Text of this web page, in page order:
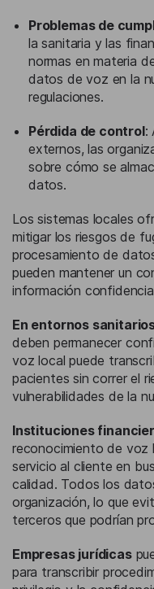
Problemas de
la sanitaria y las
normas en materia
datos de voz en la
regulaciones.
Pérdida de control:
externos, las
sobre cómo se
datos.
Los sistemas locales
mitigar los riesgos de
procesamiento de
pueden mantener un
información
En entornos
deben permanecer
voz local puede
pacientes sin correr el
vulnerabilidades de la
Instituciones
reconocimiento de voz
servicio al cliente en
calidad. Todos los
organización, lo que
terceros que podrían
Empresas jurídicas
para transcribir